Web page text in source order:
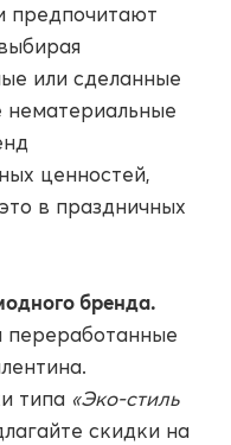
предпочитают
или сделанные
ценностей,
в праздничных
бренда.
типа «Эко-стиль
скидки на